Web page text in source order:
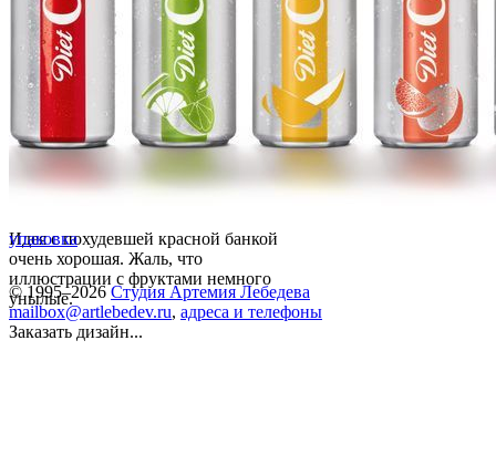
Идея с похудевшей красной банкой
очень хорошая. Жаль, что
иллюстрации с фруктами немного
унылые.
упаковка
© 1995–2026 Студия Артемия Лебедева
mailbox@artlebedev.ru, адреса и телефоны
Заказать дизайн...